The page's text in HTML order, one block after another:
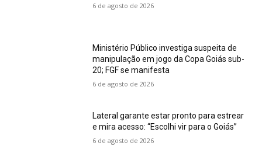
6 de agosto de 2026
Ministério Público investiga suspeita de
manipulação em jogo da Copa Goiás sub-
20; FGF se manifesta
6 de agosto de 2026
Lateral garante estar pronto para estrear
e mira acesso: “Escolhi vir para o Goiás”
6 de agosto de 2026